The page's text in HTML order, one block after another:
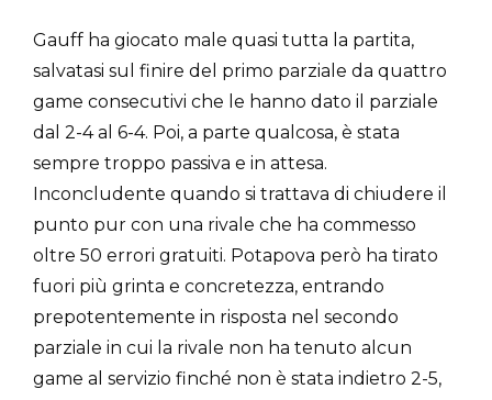
Gauff ha giocato male quasi tutta la partita,
salvatasi sul finire del primo parziale da quattro
game consecutivi che le hanno dato il parziale
dal 2-4 al 6-4. Poi, a parte qualcosa, è stata
sempre troppo passiva e in attesa.
Inconcludente quando si trattava di chiudere il
punto pur con una rivale che ha commesso
oltre 50 errori gratuiti. Potapova però ha tirato
fuori più grinta e concretezza, entrando
prepotentemente in risposta nel secondo
parziale in cui la rivale non ha tenuto alcun
game al servizio finché non è stata indietro 2-5,